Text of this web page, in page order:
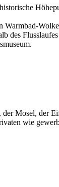
des
Mosel, der
wie